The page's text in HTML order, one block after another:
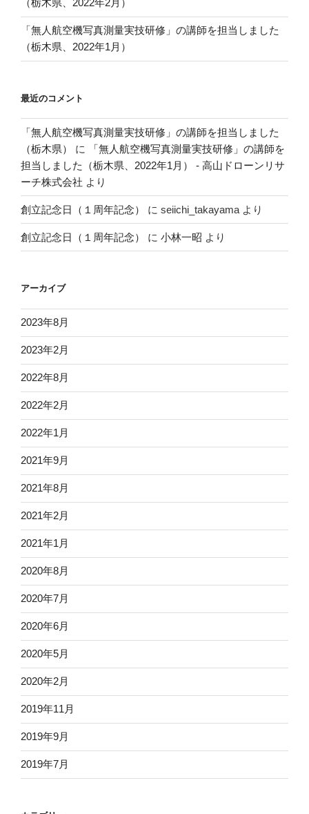
（栃木県、2022年2月）
「無人航空機写真測量実技研修」の講師を担当しました
（栃木県、2022年1月）
最近のコメント
「無人航空機写真測量実技研修」の講師を担当しました
（栃木県）
に
「無人航空機写真測量実技研修」の講師を
担当しました（栃木県、2022年1月） - 高山ドローンリサ
ーチ株式会社 より
創立記念日（１周年記念） に seiichi_takayama より
創立記念日（１周年記念） に 小林一昭 より
アーカイブ
2023年8月
2023年2月
2022年8月
2022年2月
2022年1月
2021年9月
2021年8月
2021年2月
2021年1月
2020年8月
2020年7月
2020年6月
2020年5月
2020年2月
2019年11月
2019年9月
2019年7月